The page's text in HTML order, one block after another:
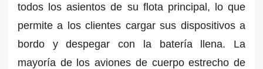
todos los asientos de su flota principal, lo que
permite a los clientes cargar sus dispositivos a
bordo y despegar con la batería llena. La
mayoría de los aviones de cuerpo estrecho de